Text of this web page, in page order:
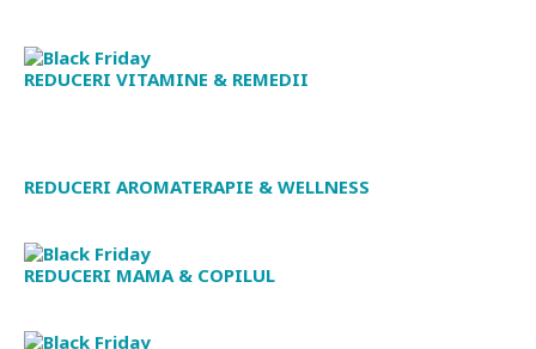
REDUCERI VITAMINE & REMEDII
REDUCERI AROMATERAPIE & WELLNESS
REDUCERI MAMA & COPILUL